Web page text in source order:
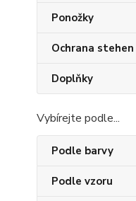
Ponožky
Ochrana stehen
Doplňky
Vybírejte podle...
Podle barvy
Podle vzoru